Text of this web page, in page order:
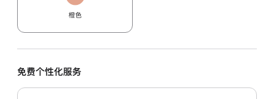
橙色
免费个性化服务